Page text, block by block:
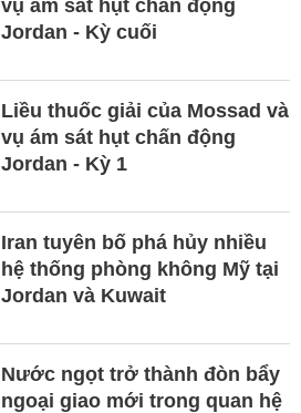
vụ ám sát hụt chấn động
Jordan - Kỳ cuối
Liều thuốc giải của Mossad và
vụ ám sát hụt chấn động
Jordan - Kỳ 1
Iran tuyên bố phá hủy nhiều
hệ thống phòng không Mỹ tại
Jordan và Kuwait
Nước ngọt trở thành đòn bẩy
ngoại giao mới trong quan hệ